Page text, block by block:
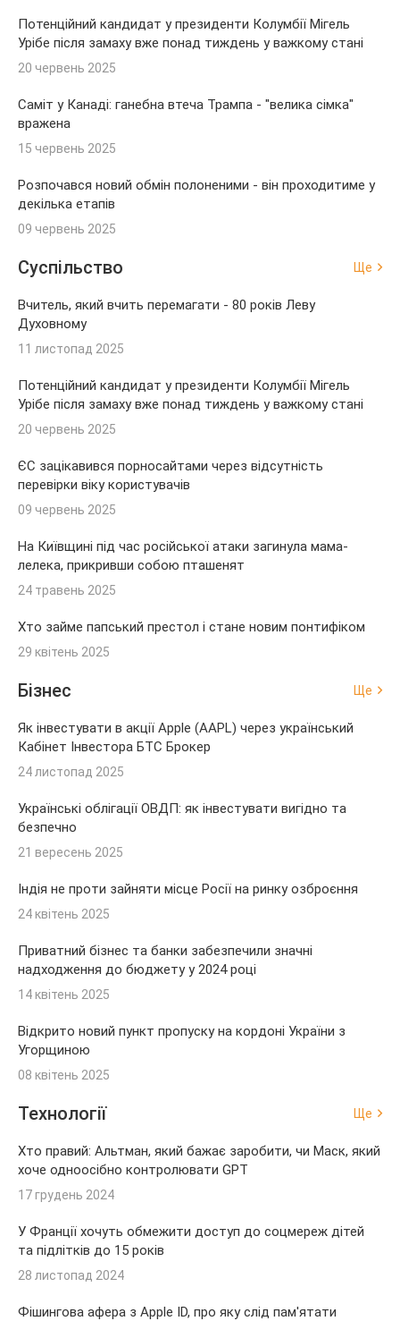
Потенційний кандидат у президенти Колумбії Мігель
Урібе після замаху вже понад тиждень у важкому стані
20 червень 2025
Саміт у Канаді: ганебна втеча Трампа - "велика сімка"
вражена
15 червень 2025
Розпочався новий обмін полоненими - він проходитиме у
декілька етапів
09 червень 2025
Суспільство Ще
Вчитель, який вчить перемагати - 80 років Леву
Духовному
11 листопад 2025
Потенційний кандидат у президенти Колумбії Мігель
Урібе після замаху вже понад тиждень у важкому стані
20 червень 2025
ЄС зацікавився порносайтами через відсутність
перевірки віку користувачів
09 червень 2025
На Київщині під час російської атаки загинула мама-
лелека, прикривши собою пташенят
24 травень 2025
Хто займе папський престол і стане новим понтифіком
29 квітень 2025
Бізнес Ще
Як інвестувати в акції Apple (AAPL) через український
Кабінет Інвестора БТС Брокер
24 листопад 2025
Українські облігації ОВДП: як інвестувати вигідно та
безпечно
21 вересень 2025
Індія не проти зайняти місце Росії на ринку озброєння
24 квітень 2025
Приватний бізнес та банки забезпечили значні
надходження до бюджету у 2024 році
14 квітень 2025
Відкрито новий пункт пропуску на кордоні України з
Угорщиною
08 квітень 2025
Технології Ще
Хто правий: Альтман, який бажає заробити, чи Маск, який
хоче одноосібно контролювати GPT
17 грудень 2024
У Франції хочуть обмежити доступ до соцмереж дітей
та підлітків до 15 років
28 листопад 2024
Фішингова афера з Apple ID, про яку слід пам'ятати